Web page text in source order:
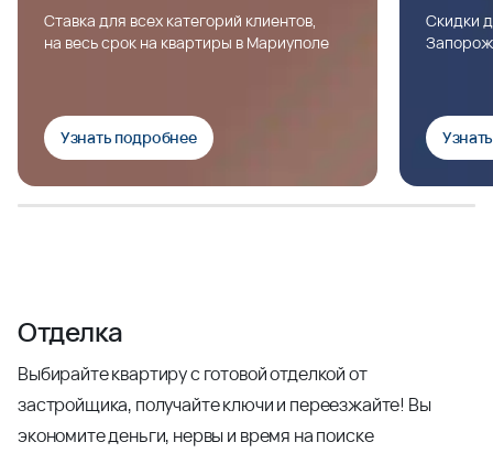
Ставка для всех категорий клиентов,
на весь срок на квартиры в Мариуполе
Узнать подробнее
Скидки
Отделка
Выбирайте квартиру с готовой отделкой от
застройщика, получайте ключи и переезжайте! Вы
экономите деньги, нервы и время на поиске